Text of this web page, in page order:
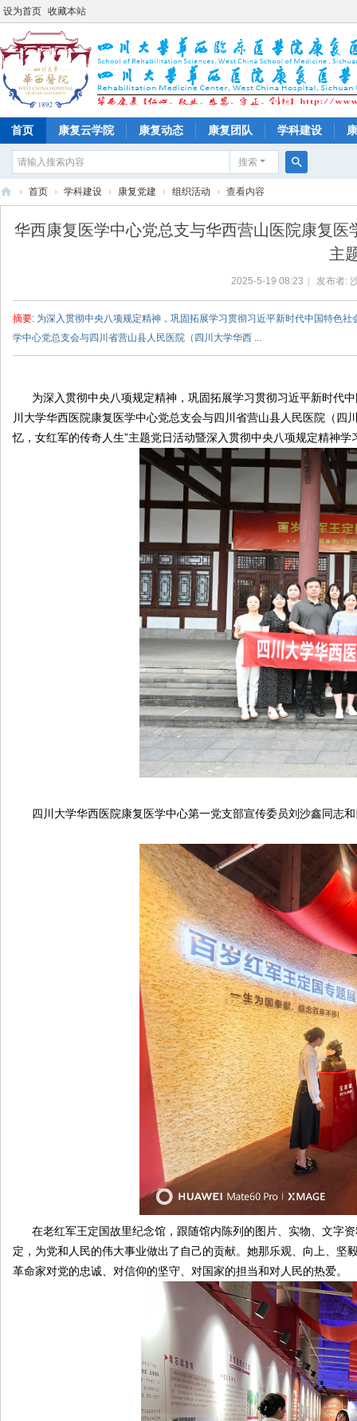
设为首页 收藏本站
首页 康复云学院 康复动态 康复团队 学科建设
搜索
索
› 首页 › 学科建设 › 康复党建 › 组织活动 › 查看内容
华西康复医学中心党总支与华西营山医院康复
主
2025-5-19 08:23 发布者:
摘要: 为深入贯彻中央八项规定精神，巩固拓展学习贯彻习近平新时代中国特色
学中心党总支会与四川省营山县人民医院（四川大学华西 ...
为深入贯彻中央八项规定精神，巩固拓展学习贯彻习近平新时代
川大学华西医院康复医学中心党总支会与四川省营山县人民医院（
忆，女红军的传奇人生”主题党日活动暨深入贯彻中央八项规定精神学
四川大学华西医院康复医学中心第一党支部宣传委员刘沙鑫同志
在老红军王定国故里纪念馆，跟随馆内陈列的图片、实物、文字
定，为党和人民的伟大事业做出了自己的贡献。她那乐观、向上、
革命家对党的忠诚、对信仰的坚守、对国家的担当和对人民的热爱。